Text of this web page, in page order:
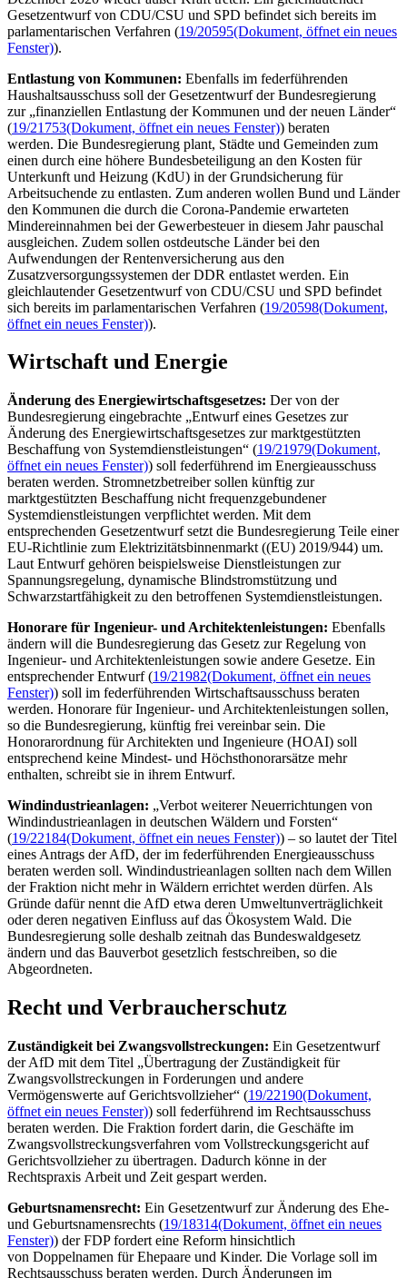
Gesetzentwurf von CDU/CSU und SPD befindet sich bereits im
parlamentarischen Verfahren (19/20595(Dokument, öffnet ein neues
Fenster)).
Entlastung von Kommunen: Ebenfalls im federführenden
Haushaltsausschuss soll der Gesetzentwurf der Bundesregierung
zur „finanziellen Entlastung der Kommunen und der neuen Länder“
(19/21753(Dokument, öffnet ein neues Fenster)) beraten
werden. Die Bundesregierung plant, Städte und Gemeinden zum
einen durch eine höhere Bundesbeteiligung an den Kosten für
Unterkunft und Heizung (KdU) in der Grundsicherung für
Arbeitsuchende zu entlasten. Zum anderen wollen Bund und Länder
den Kommunen die durch die Corona-Pandemie erwarteten
Mindereinnahmen bei der Gewerbesteuer in diesem Jahr pauschal
ausgleichen. Zudem sollen ostdeutsche Länder bei den
Aufwendungen der Rentenversicherung aus den
Zusatzversorgungssystemen der DDR entlastet werden. Ein
gleichlautender Gesetzentwurf von CDU/CSU und SPD befindet
sich bereits im parlamentarischen Verfahren (19/20598(Dokument,
öffnet ein neues Fenster)).
Wirtschaft und Energie
Änderung des Energiewirtschaftsgesetzes: Der von der
Bundesregierung eingebrachte „Entwurf eines Gesetzes zur
Änderung des Energiewirtschaftsgesetzes zur marktgestützten
Beschaffung von Systemdienstleistungen“ (19/21979(Dokument,
öffnet ein neues Fenster)) soll federführend im Energieausschuss
beraten werden. Stromnetzbetreiber sollen künftig zur
marktgestützten Beschaffung nicht frequenzgebundener
Systemdienstleistungen verpflichtet werden. Mit dem
entsprechenden Gesetzentwurf setzt die Bundesregierung Teile einer
EU-Richtlinie zum Elektrizitätsbinnenmarkt ((EU) 2019/944) um.
Laut Entwurf gehören beispielsweise Dienstleistungen zur
Spannungsregelung, dynamische Blindstromstützung und
Schwarzstartfähigkeit zu den betroffenen Systemdienstleistungen.
Honorare für Ingenieur- und Architektenleistungen: Ebenfalls
ändern will die Bundesregierung das Gesetz zur Regelung von
Ingenieur- und Architektenleistungen sowie andere Gesetze. Ein
entsprechender Entwurf (19/21982(Dokument, öffnet ein neues
Fenster)) soll im federführenden Wirtschaftsausschuss beraten
werden. Honorare für Ingenieur- und Architektenleistungen sollen,
so die Bundesregierung, künftig frei vereinbar sein. Die
Honorarordnung für Architekten und Ingenieure (HOAI) soll
entsprechend keine Mindest- und Höchsthonorarsätze mehr
enthalten, schreibt sie in ihrem Entwurf.
Windindustrieanlagen: „Verbot weiterer Neuerrichtungen von
Windindustrieanlagen in deutschen Wäldern und Forsten“
(19/22184(Dokument, öffnet ein neues Fenster)) – so lautet der Titel
eines Antrags der AfD, der im federführenden Energieausschuss
beraten werden soll. Windindustrieanlagen sollten nach dem Willen
der Fraktion nicht mehr in Wäldern errichtet werden dürfen. Als
Gründe dafür nennt die AfD etwa deren Umweltunverträglichkeit
oder deren negativen Einfluss auf das Ökosystem Wald. Die
Bundesregierung solle deshalb zeitnah das Bundeswaldgesetz
ändern und das Bauverbot gesetzlich festschreiben, so die
Abgeordneten.
Recht und Verbraucherschutz
Zuständigkeit bei Zwangsvollstreckungen: Ein Gesetzentwurf
der AfD mit dem Titel „Übertragung der Zuständigkeit für
Zwangsvollstreckungen in Forderungen und andere
Vermögenswerte auf Gerichtsvollzieher“ (19/22190(Dokument,
öffnet ein neues Fenster)) soll federführend im Rechtsausschuss
beraten werden. Die Fraktion fordert darin, die Geschäfte im
Zwangsvollstreckungsverfahren vom Vollstreckungsgericht auf
Gerichtsvollzieher zu übertragen. Dadurch könne in der
Rechtspraxis Arbeit und Zeit gespart werden.
Geburtsnamensrecht: Ein Gesetzentwurf zur Änderung des Ehe-
und Geburtsnamensrechts (19/18314(Dokument, öffnet ein neues
Fenster)) der FDP fordert eine Reform hinsichtlich
von Doppelnamen für Ehepaare und Kinder. Die Vorlage soll im
Rechtsausschuss beraten werden. Durch Änderungen im